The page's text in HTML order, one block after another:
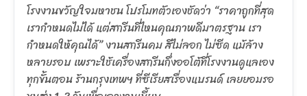
โรงงานขวัญใจมหาชน โปรโมทตัวเองชัดว่า “ราคาถูกที่สุด
เรากำหนดไม่ได้ แต่สกรีนที่ไหนคุณภาพดีมาตรฐาน เรา
กำหนดให้คุณได้” งานสกรีนคม สีไม่ลอก ไม่ซีด แม้ล้าง
หลายรอบ เพราะใช้เครื่องสกรีนกึ่งออโต้ที่โรงงานดูแลเอง
ทุกขั้นตอน ร้านกรุงเทพฯ ที่ซีเรียสเรื่องแบรนด์ เลยยอมรอ